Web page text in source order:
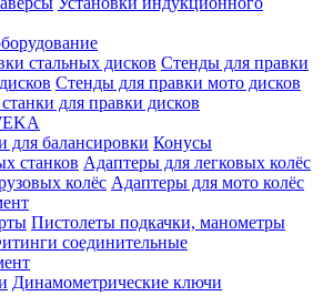
стальных дисков Стенды для правки
Стенды для правки мото дисков
для правки дисков
для балансировки Конусы
станков Адаптеры для легковых колёс
колёс Адаптеры для мото колёс
Пистолеты подкачки, манометры
соединительные
Динамометрические ключи